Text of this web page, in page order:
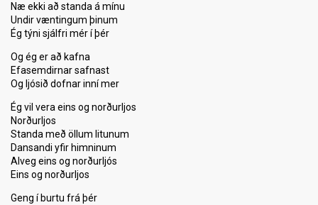
Næ ekki að standa á mínu
Undir væntingum þinum
Ég týni sjálfri mér í þér
Og ég er að kafna
Efasemdirnar safnast
Og ljósið dofnar inní mer
Ég vil vera eins og norðurljos
Norðurljos
Standa með öllum litunum
Dansandi yfir himninum
Alveg eins og norðurljós
Eins og norðurljos
Geng í burtu frá þér